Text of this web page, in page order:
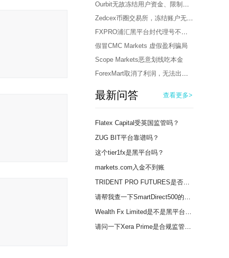
Ourbit无故冻结用户资金、限制账户登录！
Zedcex币圈交易所，冻结账户无法出金
FXPRO浦汇黑平台封代理号不给出佣金
假冒CMC Markets 虚假盈利骗局
Scope Markets恶意划线吃本金
ForexMart取消了利润，无法出本金
最新问答 查看更多>
Flatex Capital受英国监管吗？
ZUG BIT平台靠谱吗？
这个tier1fx是黑平台吗？
markets.com入金不到账
TRIDENT PRO FUTURES是否合規？
请帮我查一下SmartDirect500的合规性
Wealth Fx Limited是不是黑平台商？
请问一下Xera Prime是合规监管的吗？